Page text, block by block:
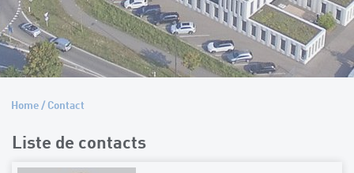
Home/Contact
Liste de contacts